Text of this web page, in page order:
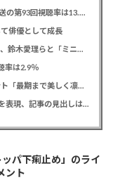
見上愛＆上坂樹里 NHK朝ドラ「風、薫る」5日放送の第93回視聴率は13.5％
俳優として成長
松平健 「ミニオンズ＆モンスターズ」笑福亭鶴瓶、鈴木愛理らと「ミニおんど」披露も「サンバの方が楽」と本音
率は2.9％
寿美花代さん死去 息子の高嶋政宏・政伸がコメント「最期まで美しく凛とした表情」「最期の最期まで大女優」「
SixTONES 田中樹 初の単独CM出演でオンとオフを表現、記事の見出しは「“いい男の休日”にしてください」とアピール
パ下痢止め」のライ
ント